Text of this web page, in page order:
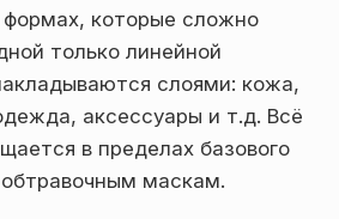
формах, которые сложно
только линейной
слоями: кожа,
аксессуары и т.д. Всё
в пределах базового
маскам.